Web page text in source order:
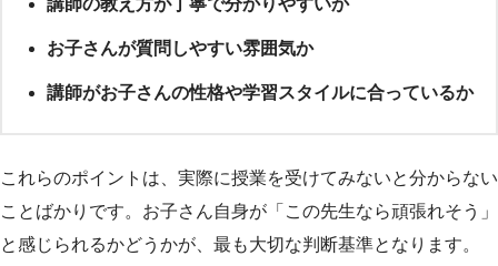
講師の教え方が丁寧で分かりやすいか
お子さんが質問しやすい雰囲気か
講師がお子さんの性格や学習スタイルに合っているか
これらのポイントは、実際に授業を受けてみないと分からない
ことばかりです。お子さん自身が「この先生なら頑張れそう」
と感じられるかどうかが、最も大切な判断基準となります。